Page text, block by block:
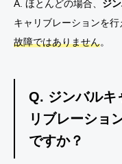
A. ほとんどの場合、 ジ
キャリブレーションを行
故障ではありません。
Q. ジンバルキ
リブレーショ
ですか？